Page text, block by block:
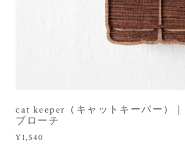
cat keeper（キャットキーパー）
ブローチ
¥1,540